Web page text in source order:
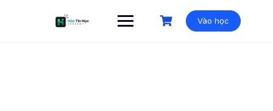
Vào học